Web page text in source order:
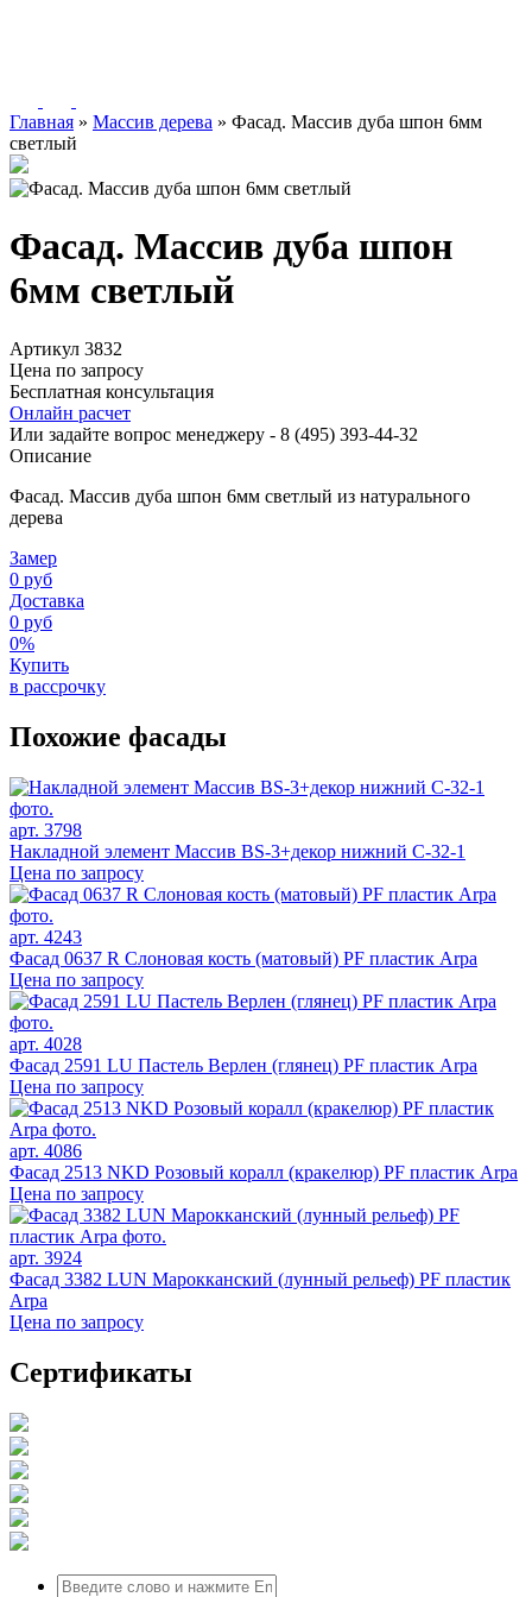
Главная » Массив дерева » Фасад. Массив дуба шпон 6мм
светлый
Фасад. Массив дуба шпон
6мм светлый
Артикул 3832
Цена по запросу
Бесплатная консультация
Онлайн расчет
Или задайте вопрос менеджеру - 8 (495) 393-44-32
Описание
Фасад. Массив дуба шпон 6мм светлый из натурального
дерева
Замер
0 руб
Доставка
0 руб
0%
Купить
в рассрочку
Похожие фасады
арт. 3798
Накладной элемент Массив BS-3+декор нижний C-32-1
Цена по запросу
арт. 4243
Фасад 0637 R Слоновая кость (матовый) PF пластик Arpa
Цена по запросу
арт. 4028
Фасад 2591 LU Пастель Верлен (глянец) PF пластик Arpa
Цена по запросу
арт. 4086
Фасад 2513 NKD Розовый коралл (кракелюр) PF пластик Arpa
Цена по запросу
арт. 3924
Фасад 3382 LUN Марокканский (лунный рельеф) PF пластик
Arpa
Цена по запросу
Сертификаты